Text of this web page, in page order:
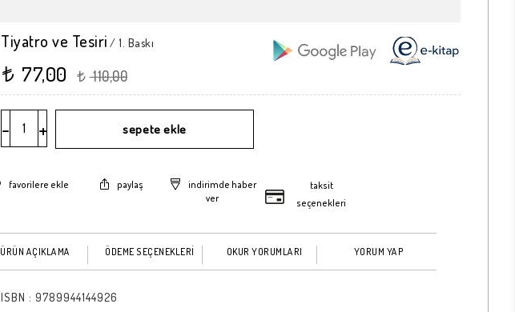
Tiyatro ve Tesiri / 1. Baskı
t 110,00
t 77,00
- +
favorilere ekle paylaş
indirimde haber
ver
taksit
seçenekleri
ÜRÜN AÇIKLAMA
ISBN :9789944144926
ÖDEME SEÇENEKLERİ OKUR YORUMLARI YORUM YAP